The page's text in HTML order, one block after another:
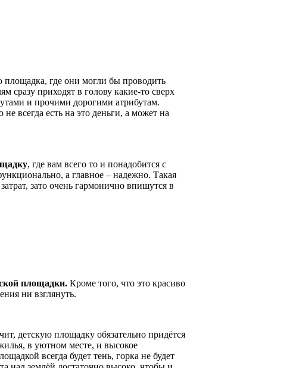
площадка, где они могли бы проводить
сразу приходят в голову какие-то сверх
и прочими дорогими атрибутам.
всегда есть на это деньги, а может на
, где вам всего то и понадобится с
а главное – надежно. Такая
зато очень гармонично впишутся в
площадки. Кроме того, что это красиво
ни взглянуть.
детскую площадку обязательно придётся
в уютном месте, и высокое
всегда будет тень, горка не будет